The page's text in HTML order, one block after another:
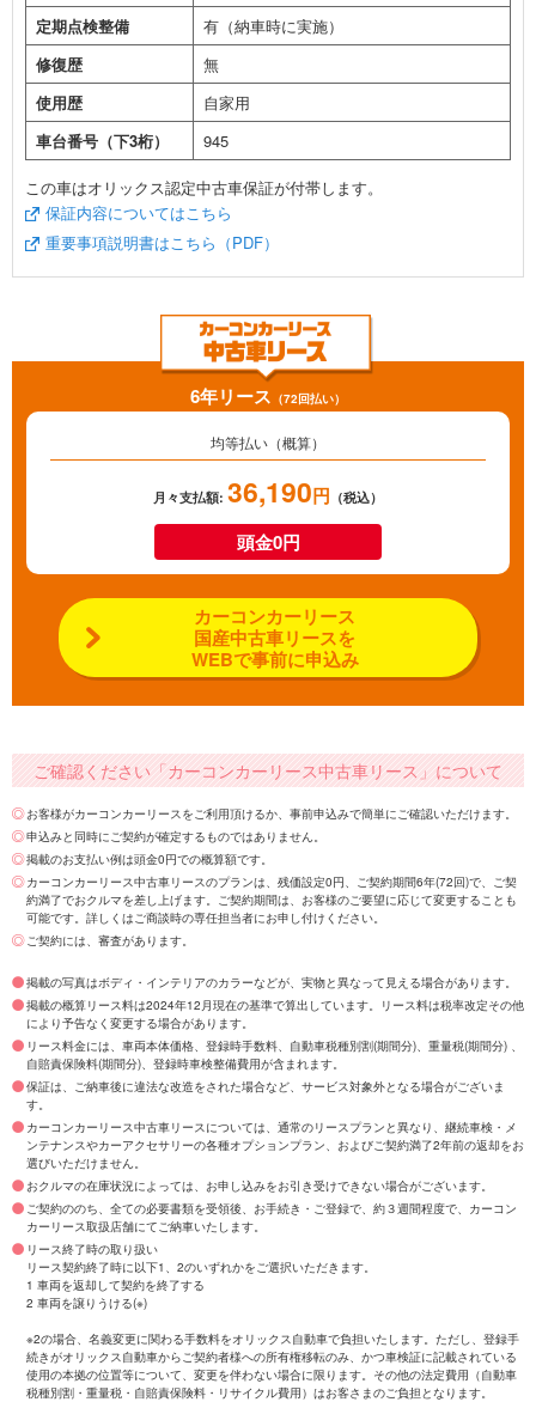
定期点検整備
有（納車時に実施）
修復歴
無
使用歴
自家用
車台番号（下3桁）
945
この車はオリックス認定中古車保証が付帯します。
保証内容についてはこちら
重要事項説明書はこちら（PDF）
6年リース （72回払い）
均等払い（概算）
月々支払額: 36,190円 （税込）
頭金0円
カーコンカーリース
国産中古車リースを
WEBで事前に申込み
ご確認ください「カーコンカーリース中古車リース」について
お客様がカーコンカーリースをご利用頂けるか、事前申込みで簡単にご確認いただけます。
申込みと同時にご契約が確定するものではありません。
掲載のお支払い例は頭金0円での概算額です。
カーコンカーリース中古車リースのプランは、残価設定0円、ご契約期間6年(72回)で、ご契
約満了でおクルマを差し上げます。ご契約期間は、お客様のご要望に応じて変更することも
可能です。詳しくはご商談時の専任担当者にお申し付けください。
ご契約には、審査があります。
掲載の写真はボディ・インテリアのカラーなどが、実物と異なって見える場合があります。
掲載の概算リース料は2024年12月現在の基準で算出しています。リース料は税率改定その他
により予告なく変更する場合があります。
リース料金には、車両本体価格、登録時手数料、自動車税種別割(期間分)、重量税(期間分) 、
自賠責保険料(期間分)、登録時車検整備費用が含まれます。
保証は、ご納車後に違法な改造をされた場合など、サービス対象外となる場合がございま
す。
カーコンカーリース中古車リースについては、通常のリースプランと異なり、継続車検・メ
ンテナンスやカーアクセサリーの各種オプションプラン、およびご契約満了2年前の返却をお
選びいただけません。
おクルマの在庫状況によっては、お申し込みをお引き受けできない場合がございます。
ご契約ののち、全ての必要書類を受領後、お手続き・ご登録で、約３週間程度で、カーコン
カーリース取扱店舗にてご納車いたします。
リース終了時の取り扱い
リース契約終了時に以下1、2のいずれかをご選択いただきます。
1 車両を返却して契約を終了する
2 車両を譲りうける(※)
※2の場合、名義変更に関わる手数料をオリックス自動車で負担いたします。ただし、登録手
続きがオリックス自動車からご契約者様への所有権移転のみ、かつ車検証に記載されている
使用の本拠の位置等について、変更を伴わない場合に限ります。その他の法定費用（自動車
税種別割・重量税・自賠責保険料・リサイクル費用）はお客さまのご負担となります。